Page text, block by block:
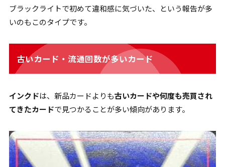
ブラックライトで初めて違和感に気づいた、という報告が多
いのもこのタイプです。
古いカード・流通回数が多いカード
インクドは、新品カードよりも古いカードや何度も売買され
てきたカードで見つかることが多い傾向があります。